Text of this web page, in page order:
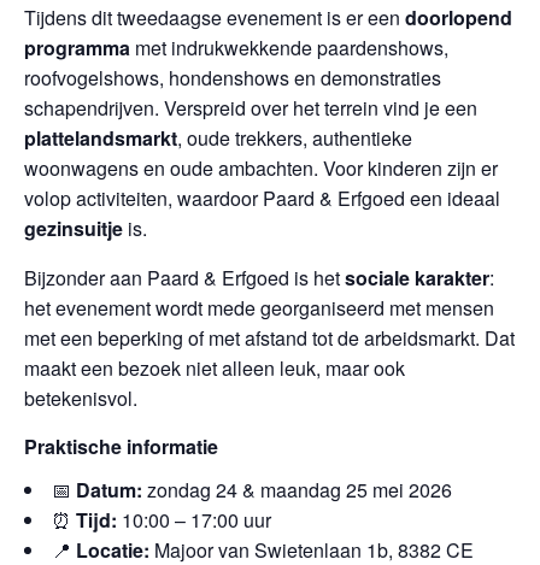
Tijdens dit tweedaagse evenement is er een doorlopend
programma met indrukwekkende paardenshows,
roofvogelshows, hondenshows en demonstraties
schapendrijven. Verspreid over het terrein vind je een
plattelandsmarkt, oude trekkers, authentieke
woonwagens en oude ambachten. Voor kinderen zijn er
volop activiteiten, waardoor Paard & Erfgoed een ideaal
gezinsuitje is.
Bijzonder aan Paard & Erfgoed is hetsociale karakter:
het evenement wordt mede georganiseerd met mensen
met een beperking of met afstand tot de arbeidsmarkt. Dat
maakt een bezoek niet alleen leuk, maar ook
betekenisvol.
Praktische informatie
📅 Datum: zondag 24 & maandag 25 mei 2026
⏰ Tijd: 10:00 – 17:00 uur
📍 Locatie: Majoor van Swietenlaan 1b, 8382 CE